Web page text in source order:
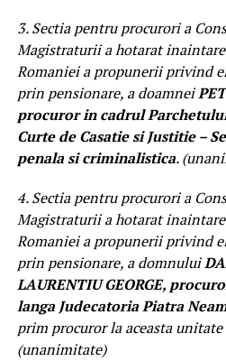
3. Sectia pentru procurori a
Magistraturii a hotarat
Romaniei a propunerii privind
prin pensionare, a doamnei
procuror in cadrul
Curte de Casatie si Justitie –
penala si criminalistica.
4. Sectia pentru procurori a
Magistraturii a hotarat
Romaniei a propunerii privind
prin pensionare, a domnului
LAURENTIU GEORGE,
langa Judecatoria Piatra
prim procuror la aceasta unitate
(unanimitate)